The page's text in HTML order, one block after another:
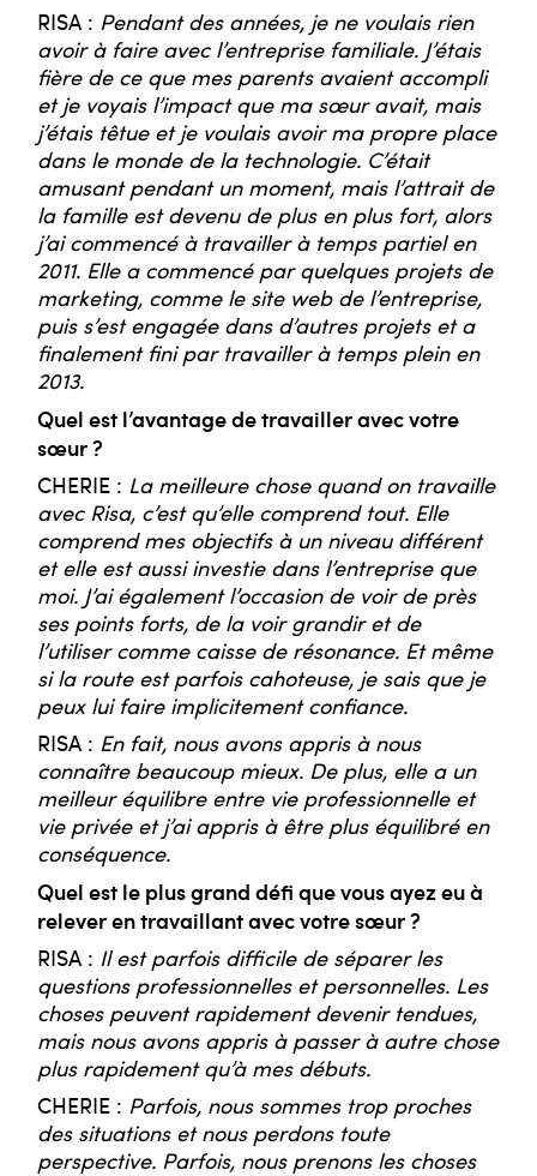
RISA : Pendant des années, je ne voulais rien
avoir à faire avec l’entreprise familiale. J’étais
fière de ce que mes parents avaient accompli
et je voyais l’impact que ma sœur avait, mais
j’étais têtue et je voulais avoir ma propre place
dans le monde de la technologie. C’était
amusant pendant un moment, mais l’attrait de
la famille est devenu de plus en plus fort, alors
j’ai commencé à travailler à temps partiel en
2011. Elle a commencé par quelques projets de
marketing, comme le site web de l’entreprise,
puis s’est engagée dans d’autres projets et a
finalement fini par travailler à temps plein en
2013.
Quel est l’avantage de travailler avec votre
sœur ?
CHERIE : La meilleure chose quand on travaille
avec Risa, c’est qu’elle comprend tout. Elle
comprend mes objectifs à un niveau différent
et elle est aussi investie dans l’entreprise que
moi. J’ai également l’occasion de voir de près
ses points forts, de la voir grandir et de
l’utiliser comme caisse de résonance. Et même
si la route est parfois cahoteuse, je sais que je
peux lui faire implicitement confiance.
RISA : En fait, nous avons appris à nous
connaître beaucoup mieux. De plus, elle a un
meilleur équilibre entre vie professionnelle et
vie privée et j’ai appris à être plus équilibré en
conséquence.
Quel est le plus grand défi que vous ayez eu à
relever en travaillant avec votre sœur ?
RISA : Il est parfois difficile de séparer les
questions professionnelles et personnelles. Les
choses peuvent rapidement devenir tendues,
mais nous avons appris à passer à autre chose
plus rapidement qu’à mes débuts.
CHERIE : Parfois, nous sommes trop proches
des situations et nous perdons toute
perspective. Parfois, nous prenons les choses